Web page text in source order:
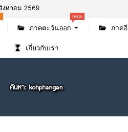
งหาคม 2569
ภาคตะวันออก
new
ภาค
เกี่ยวกับเรา
ค้นหา: kohphangan